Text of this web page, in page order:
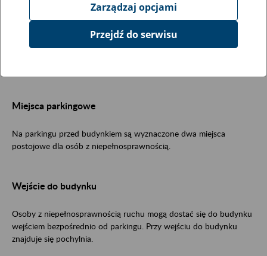
Budynek przy ul. Krzeszowskiej 62
W sali obsługi klientów w budynku przy ul.
Miejsca parkingowe
Na parkingu przed budynkiem są wyznaczone dwa miejsca
postojowe dla osób z niepełnosprawnością.
Wejście do budynku
Osoby z niepełnosprawnością ruchu mogą dostać się do budynku
wejściem bezpośrednio od parkingu. Przy wejściu do budynku
znajduje się pochylnia.
Zarządzaj opcjami
Przejdź do serwisu